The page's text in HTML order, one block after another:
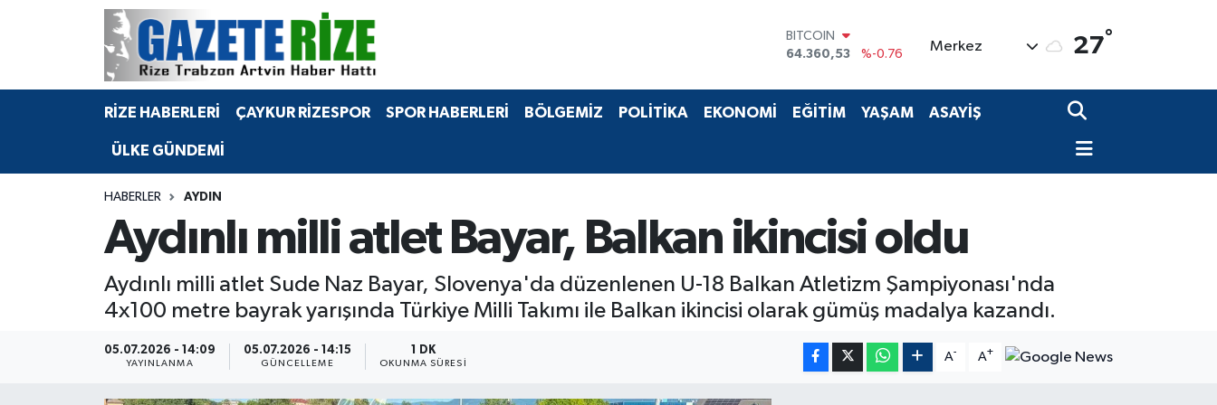
BITCOIN
64.360,53
%-0.76
EURO
%0.01
GRAM ALTIN
13.887
%64
Merkez 27°
RİZE HABERLERİ ÇAYKUR RİZESPOR SPOR HABERLERİ BÖLGEMİZ POLİTİKA EKONOMİ EĞİTİM YAŞAM ASAYİŞ
ÜLKE GÜNDEMİ
HABERLER AYDIN
Aydınlı milli atlet Bayar, Balkan ikincisi oldu
Aydınlı milli atlet Sude Naz Bayar, Slovenya'da düzenlenen U-18 Balkan Atletizm Şampiyonası'nda
4x100 metre bayrak yarışında Türkiye Milli Takımı ile Balkan ikincisi olarak gümüş madalya kazandı.
05.07.2026 - 14:09
YAYINLANMA
05.07.2026 - 14:15
GÜNCELLEME
1 DK
OKUNMA SÜRESI
A- A+
BÖLGEMİZ
Bilim Teknoloji
Advertising news
Merkez Nöbetçi Eczaneler
Merkez Hava Durumu
Merkez Trafik Yoğunluk Haritası
Tüm Manşetler
Son Dakika Haberleri
Haber Arşivi